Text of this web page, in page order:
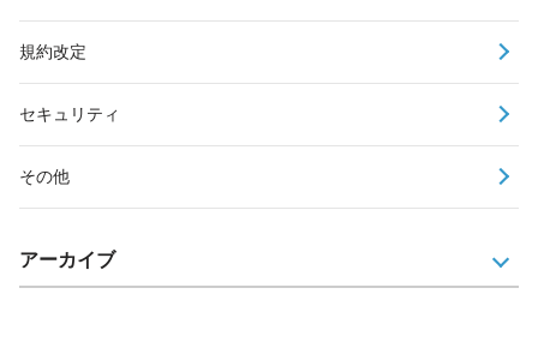
規約改定
セキュリティ
その他
アーカイブ